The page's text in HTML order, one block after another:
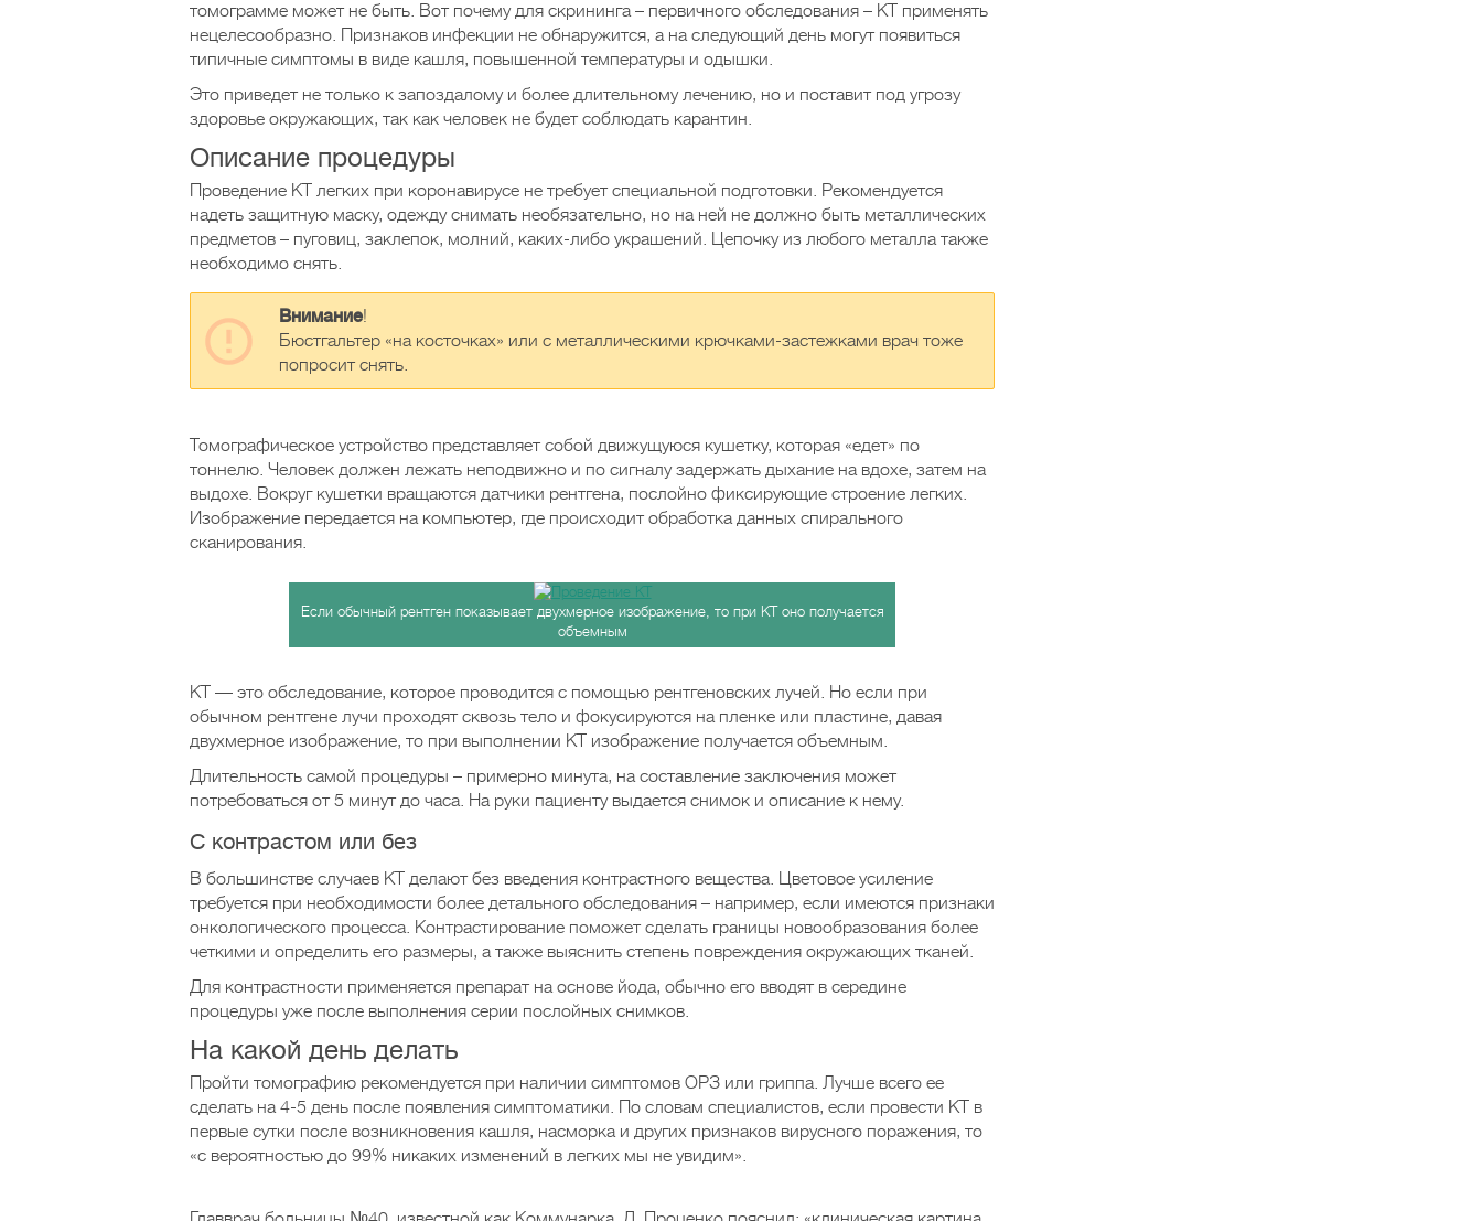
томограмме может не быть. Вот почему для скрининга – первичного обследования – КТ применять
нецелесообразно. Признаков инфекции не обнаружится, а на следующий день могут появиться
типичные симптомы в виде кашля, повышенной температуры и одышки.
Это приведет не только к запоздалому и более длительному лечению, но и поставит под угрозу
здоровье окружающих, так как человек не будет соблюдать карантин.
Описание процедуры
Проведение КТ легких при коронавирусе не требует специальной подготовки. Рекомендуется
надеть защитную маску, одежду снимать необязательно, но на ней не должно быть металлических
предметов – пуговиц, заклепок, молний, каких-либо украшений. Цепочку из любого металла также
необходимо снять.
Внимание!
Бюстгальтер «на косточках» или с металлическими крючками-застежками врач тоже
попросит снять.
Томографическое устройство представляет собой движущуюся кушетку, которая «едет» по
тоннелю. Человек должен лежать неподвижно и по сигналу задержать дыхание на вдохе, затем на
выдохе. Вокруг кушетки вращаются датчики рентгена, послойно фиксирующие строение легких.
Изображение передается на компьютер, где происходит обработка данных спирального
сканирования.
Если обычный рентген показывает двухмерное изображение, то при КТ оно получается
объемным
КТ — это обследование, которое проводится с помощью рентгеновских лучей. Но если при
обычном рентгене лучи проходят сквозь тело и фокусируются на пленке или пластине, давая
двухмерное изображение, то при выполнении КТ изображение получается объемным.
Длительность самой процедуры – примерно минута, на составление заключения может
потребоваться от 5 минут до часа. На руки пациенту выдается снимок и описание к нему.
С контрастом или без
В большинстве случаев КТ делают без введения контрастного вещества. Цветовое усиление
требуется при необходимости более детального обследования – например, если имеются признаки
онкологического процесса. Контрастирование поможет сделать границы новообразования более
четкими и определить его размеры, а также выяснить степень повреждения окружающих тканей.
Для контрастности применяется препарат на основе йода, обычно его вводят в середине
процедуры уже после выполнения серии послойных снимков.
На какой день делать
Пройти томографию рекомендуется при наличии симптомов ОРЗ или гриппа. Лучше всего ее
сделать на 4-5 день после появления симптоматики. По словам специалистов, если провести КТ в
первые сутки после возникновения кашля, насморка и других признаков вирусного поражения, то
«с вероятностью до 99% никаких изменений в легких мы не увидим».